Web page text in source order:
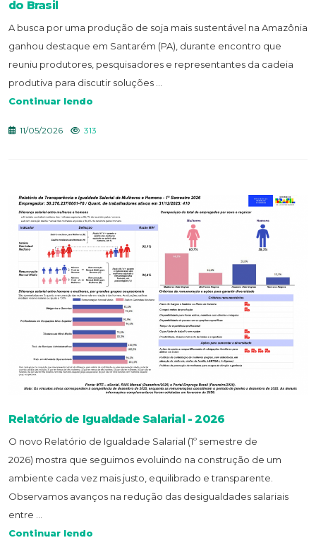
do Brasil
A busca por uma produção de soja mais sustentável na Amazônia
ganhou destaque em Santarém (PA), durante encontro que
reuniu produtores, pesquisadores e representantes da cadeia
produtiva para discutir soluções ...
Continuar lendo
11/05/2026 313
Relatório de Igualdade Salarial - 2026
O novo Relatório de Igualdade Salarial (1º semestre de
2026) mostra que seguimos evoluindo na construção de um
ambiente cada vez mais justo, equilibrado e transparente.
Observamos avanços na redução das desigualdades salariais
entre ...
Continuar lendo